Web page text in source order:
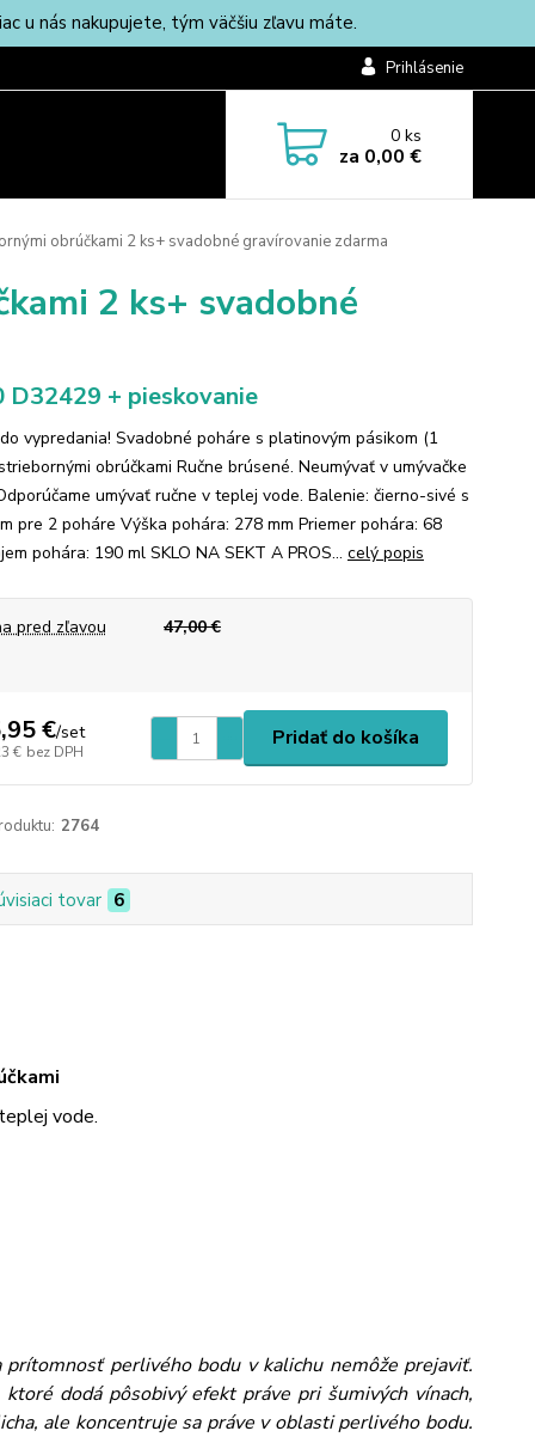
u nás nakupujete, tým väčšiu zľavu máte.
Prihlásenie
0ks
za 0,00 €
obrúčkami 2 ks+ svadobné gravírovanie zdarma
2 ks+ svadobné
D32429 + pieskovanie
vypredania! Svadobné poháre s platinovým pásikom (1
obrúčkami Ručne brúsené. Neumývať v umývačke
umývať ručne v teplej vode. Balenie: čierno-sivé s
pre 2 poháre Výška pohára: 278 mm Priemer pohára: 68
pohára: 190 ml SKLO NA SEKT A PROS... celý popis
pred zľavou 47,00 €
€/set
€ bez DPH
Pridať do košíka
2764
tovar 6
vode.
perlivého bodu v kalichu nemôže prejaviť.
dodá pôsobivý efekt práve pri šumivých vínach,
ale koncentruje sa práve v oblasti perlivého bodu.